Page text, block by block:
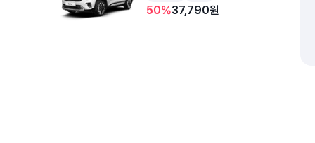
50%37,790원